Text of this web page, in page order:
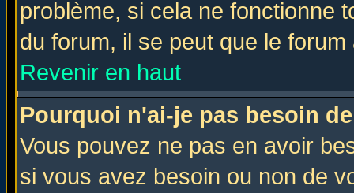
problème, si cela ne fonctionne
du forum, il se peut que le
Revenir en haut
Pourquoi n'ai-je pas besoin
Vous pouvez ne pas en avoir
si vous avez besoin ou non de